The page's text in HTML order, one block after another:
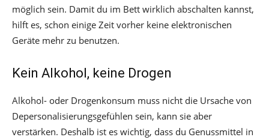
möglich sein. Damit du im Bett wirklich abschalten kannst,
hilft es, schon einige Zeit vorher keine elektronischen
Geräte mehr zu benutzen.
Kein Alkohol, keine Drogen
Alkohol- oder Drogenkonsum muss nicht die Ursache von
Depersonalisierungsgefühlen sein, kann sie aber
verstärken. Deshalb ist es wichtig, dass du Genussmittel in